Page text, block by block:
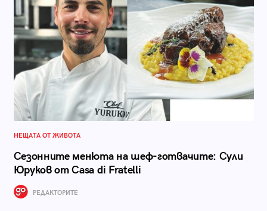
НЕЩАТА ОТ ЖИВОТА
Сезонните менюта на шеф-готвачите: Сули
Юруков от Casa di Fratelli
РЕДАКТОРИТЕ